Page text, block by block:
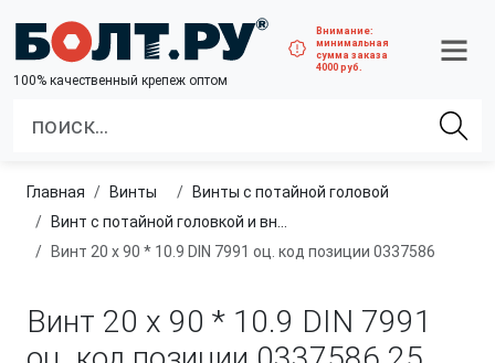
100% качественный крепеж оптом
Внимание:
минимальная
сумма заказа
4000 руб.
Главная винты
Винты с потайной головой
Винт с потайной головкой и внутренним шестигранником, класс прочности 8.8 и 10.9
Винт 20 х 90 * 10.9 DIN 7991 оц. код позиции 0337586
Винт 20 х 90 * 10.9 DIN 7991